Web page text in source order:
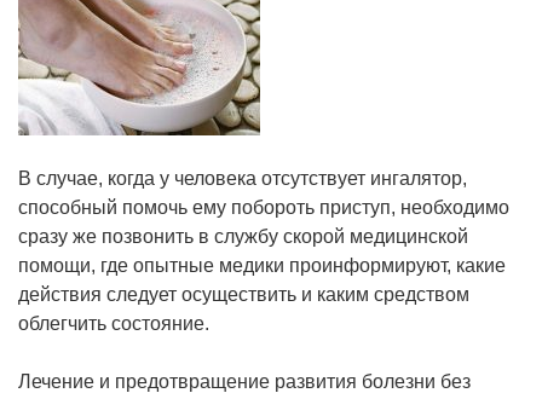
В случае, когда у человека отсутствует ингалятор,
способный помочь ему побороть приступ, необходимо
сразу же позвонить в службу скорой медицинской
помощи, где опытные медики проинформируют, какие
действия следует осуществить и каким средством
облегчить состояние.
Лечение и предотвращение развития болезни без